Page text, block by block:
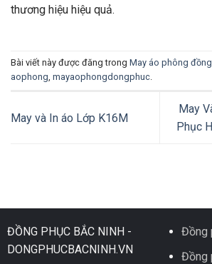
thương hiệu hiệu quả.
Bài viết này được đăng trong May áo phông
aophong, mayaophongdongphuc.
May và In áo Lớp K16M
May
Phục
ĐỒNG PHỤC BẮC NINH -
DONGPHUCBACNINH.VN
Đồng
Đồng